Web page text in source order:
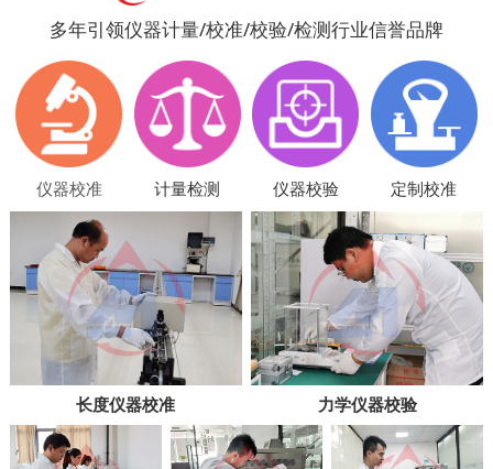
多年引领仪器计量/校准/校验/检测行业信誉品牌
仪器校准 计量检测 仪器校验 定制校准
长度仪器校准 力学仪器校验